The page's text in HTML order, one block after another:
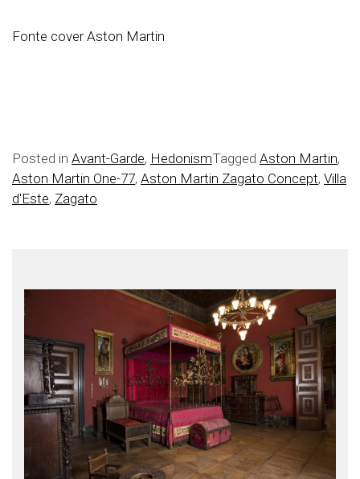
Fonte cover Aston Martin
Posted in Avant-Garde, HedonismTagged Aston Martin,
Aston Martin One-77, Aston Martin Zagato Concept, Villa
d'Este, Zagato